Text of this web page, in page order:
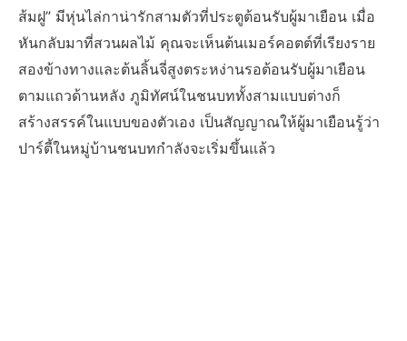
ส้มฝู” มีหุ่นไล่กาน่ารักสามตัวที่ประตูต้อนรับผู้มาเยือน เมื่อ
หันกลับมาที่สวนผลไม้ คุณจะเห็นต้นเมอร์คอตต์ที่เรียงราย
สองข้างทางและต้นลิ้นจี่สูงตระหง่านรอต้อนรับผู้มาเยือน
ตามแถวด้านหลัง ภูมิทัศน์ในชนบททั้งสามแบบต่างก็
สร้างสรรค์ในแบบของตัวเอง เป็นสัญญาณให้ผู้มาเยือนรู้ว่า
ปาร์ตี้ในหมู่บ้านชนบทกำลังจะเริ่มขึ้นแล้ว